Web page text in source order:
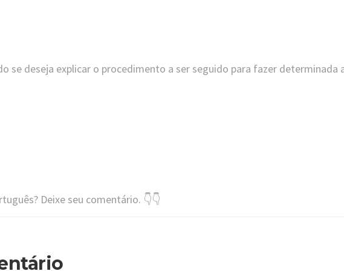
se deseja explicar o procedimento a ser seguido para fazer determinada
Deixe seu comentário. 👇👇